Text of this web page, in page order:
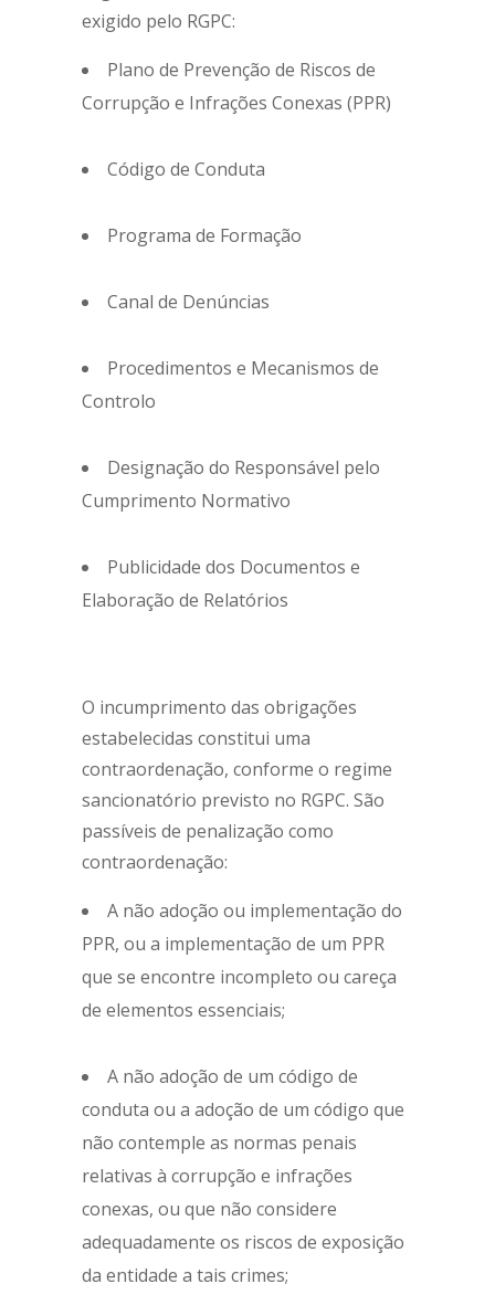
exigido pelo RGPC:
Plano de Prevenção de Riscos de
Corrupção e Infrações Conexas (PPR)
Código de Conduta
Programa de Formação
Canal de Denúncias
Procedimentos e Mecanismos de
Controlo
Designação do Responsável pelo
Cumprimento Normativo
Publicidade dos Documentos e
Elaboração de Relatórios
O incumprimento das obrigações
estabelecidas constitui uma
contraordenação, conforme o regime
sancionatório previsto no RGPC. São
passíveis de penalização como
contraordenação:
A não adoção ou implementação do
PPR, ou a implementação de um PPR
que se encontre incompleto ou careça
de elementos essenciais;
A não adoção de um código de
conduta ou a adoção de um código que
não contemple as normas penais
relativas à corrupção e infrações
conexas, ou que não considere
adequadamente os riscos de exposição
da entidade a tais crimes;